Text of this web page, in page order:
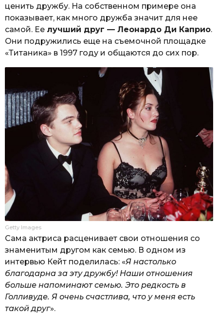
ценить дружбу. На собственном примере она
показывает, как много дружба значит для нее
самой. Ее лучший друг — Леонардо Ди Каприо.
Они подружились еще на съемочной площадке
«Титаника» в 1997 году и общаются до сих пор.
Getty Images
Сама актриса расценивает свои отношения со
знаменитым другом как семью. В одном из
интервью Кейт поделилась: «Я настолько
благодарна за эту дружбу! Наши отношения
больше напоминают семью. Это редкость в
Голливуде. Я очень счастлива, что у меня есть
такой друг».